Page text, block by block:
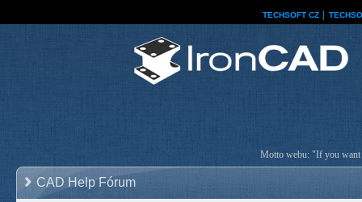
TECHSOFT CZ
Motto webu: "If you want
CAD Help Fórum